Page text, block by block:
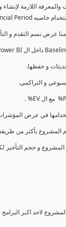
لاحد اكبر البرامج